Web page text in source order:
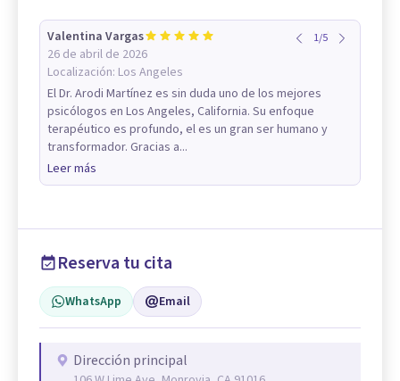
Valentina Vargas
26 de abril de 2026
Localización: Los Angeles
1/5
El Dr. Arodi Martínez es sin duda uno de los mejores
psicólogos en Los Angeles, California. Su enfoque
terapéutico es profundo, el es un gran ser humano y
transformador. Gracias a...
Leer más
Reserva tu cita
WhatsApp Email
Dirección principal